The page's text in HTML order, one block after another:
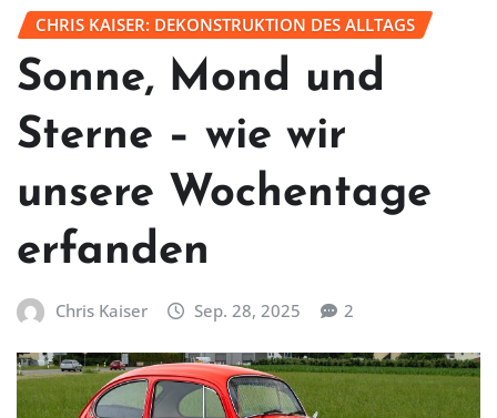
CHRIS KAISER: DEKONSTRUKTION DES ALLTAGS
Sonne, Mond und
Sterne – wie wir
unsere Wochentage
erfanden
Chris Kaiser Sep. 28, 2025 2